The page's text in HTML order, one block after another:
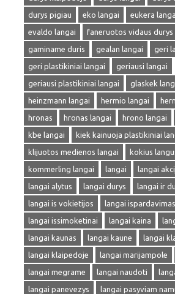
durys pigiau
eko langai eukera
evaldo langai
faneruotos vidaus durys
gaminame duris
gealan langai
geri
geri plastikiniai langai
geriausi langai
geriausi plastikiniai langai
glaskek
heinzmann langai
hermio langai
hronas
hronas langai hrono langai
kbe langai
kiek kainuoja plastikiniai
klijuotos medienos langai
kokius
kommerling langai
langai langai
langai alytus
langai durys
langai ir
langai is vokietijos
langai ispardavimas
langai issimoketinai
langai kaina
langai kaunas
langai kaune
langai
langai klaipedoje
langai marijampole
langai megrame
langai naudoti
langai panevezys
langai pasyviam